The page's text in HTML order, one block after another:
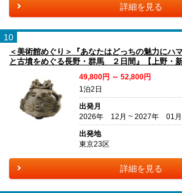
詳細を見る
10
＜美術館めぐり＞『あなたはどっちの魅力に
と古墳をめぐる長野・群馬 ２日間』【上野・新
49,800円 ～ 52,800円
1泊2日
出発月
2026年 12月 ~ 2027年 01月
出発地
東京23区
詳細を見る